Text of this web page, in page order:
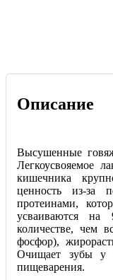
Описание
Высушенные
Легкоусвояемое
кишечника
ценность из-за
протеинами,
усваиваются на
количестве, чем
фосфор),
Очищает зубы у
пищеварения.